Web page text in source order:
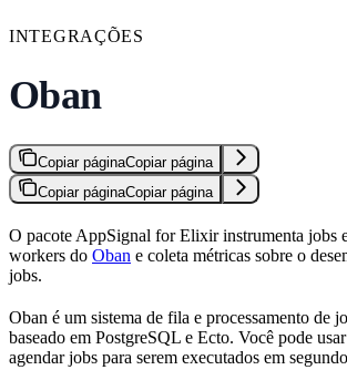
INTEGRAÇÕES
Oban
Copiar páginaCopiar página
Copiar páginaCopiar página
O pacote AppSignal for Elixir instrumenta jobs
workers do Oban e coleta métricas sobre o
jobs.
Oban é um sistema de fila e processamento de
baseado em PostgreSQL e Ecto. Você pode
agendar jobs para serem executados em